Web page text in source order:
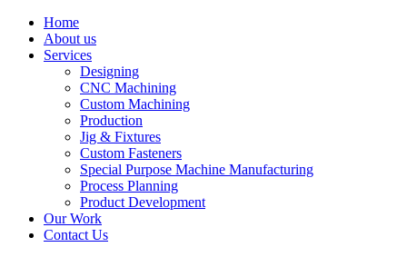
Home
About us
Services
Designing
CNC Machining
Custom Machining
Production
Jig & Fixtures
Custom Fasteners
Special Purpose Machine Manufacturing
Process Planning
Product Development
Our Work
Contact Us